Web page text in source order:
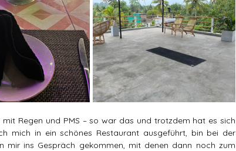
Regen und PMS – so war das und trotzdem hat es sich
mich in ein schönes Restaurant ausgeführt, bin bei der
mir ins Gespräch gekommen, mit denen dann noch zum